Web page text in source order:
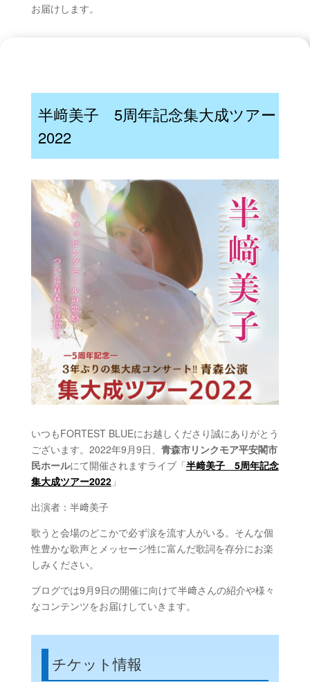
お届けします。
半﨑美子 5周年記念集大成ツアー
2022
いつもFORTEST BLUEにお越しくださり誠にありがとう
ございます。2022年9月9日、 青森市リンクモア平安閣市
民ホールにて開催されますライブ「半﨑美子 5周年記念
集大成ツアー2022」
出演者： 半﨑美子
歌うと会場のどこかで必ず涙を流す人がいる。そんな個
性豊かな歌声とメッセージ性に富んだ歌詞を存分にお楽
しみください。
ブログでは9月9日の開催に向けて半﨑さんの紹介や様々
なコンテンツをお届けしていきます。
チケット情報